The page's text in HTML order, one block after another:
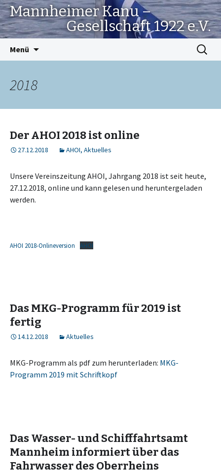
Mannheimer Kanu –
Gesellschaft 1922 e.V.
Menü
Suchen
nach:
2018
Der AHOI 2018 ist online
27.12.2018 AHOI, Aktuelles
Unsere Vereinszeitung AHOI, Jahrgang 2018 ist seit heute,
27.12.2018, online und kann gelesen und heruntergeladen
werden.
AHOI 2018-Onlineversion AHOI
Das MKG-Programm für 2019 ist
fertig
14.12.2018 Aktuelles
MKG-Programm als pdf zum herunterladen: MKG-
Programm 2019 mit Schriftkopf
Das Wasser- und Schifffahrtsamt
Mannheim informiert über das
Fahrwasser des Oberrheins